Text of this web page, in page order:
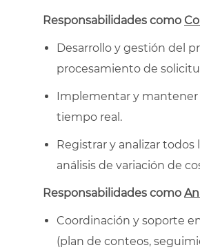
Responsabilidades como
Desarrollo y gestión del
procesamiento de
Implementar y mantener
tiempo real.
Registrar y analizar
análisis de variación de
Responsabilidades como
Coordinación y soporte
(plan de conteos,